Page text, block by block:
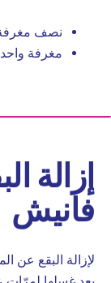
نصف مغرفة (ما يعادل
مغرفة واحدة (ما يعادل ٦٠
إزالة
فانيش
لإزالة البقع عن